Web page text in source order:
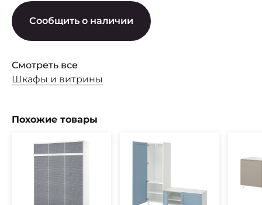
Сообщить о наличии
Смотреть все
Шкафы и витрины
Похожие товары